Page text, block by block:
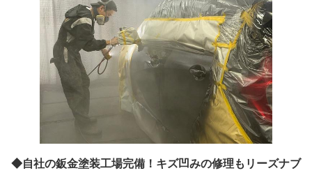
◆自社の鈑金塗装工場完備！キズ凹みの修理もリーズナブ